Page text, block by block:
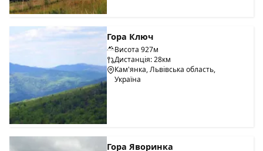
Гора Ключ
Висота 927м
Дистанція: 28км
Кам'янка, Львівська область,
Україна
Гора Яворинка